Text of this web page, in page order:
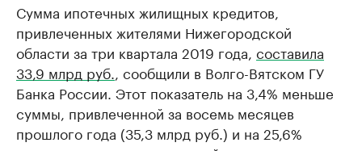
Сумма ипотечных жилищных кредитов,
привлеченных жителями Нижегородской
области за три квартала 2019 года, составила
33,9 млрд руб., сообщили в Волго-Вятском ГУ
Банка России. Этот показатель на 3,4% меньше
суммы, привлеченной за восемь месяцев
прошлого года (35,3 млрд руб.) и на 25,6%